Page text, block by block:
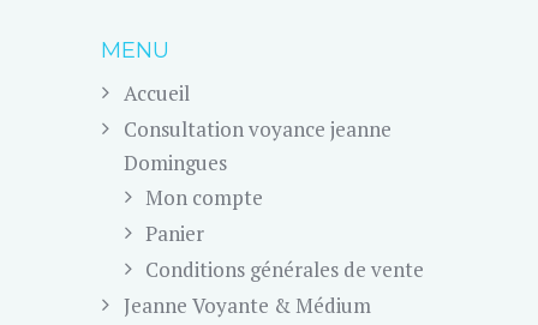
MENU
Accueil
Consultation voyance jeanne
Domingues
Mon compte
Panier
Conditions générales de vente
Jeanne Voyante & Médium